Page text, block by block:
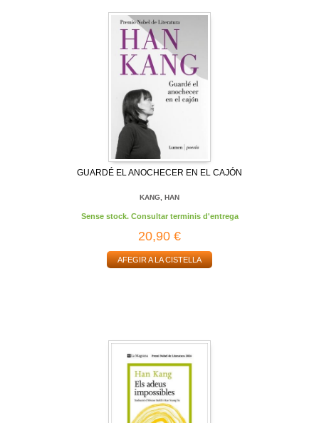
GUARDÉ EL ANOCHECER EN EL CAJÓN
KANG, HAN
Sense stock. Consultar terminis d'entrega
20,90 €
AFEGIR A LA CISTELLA